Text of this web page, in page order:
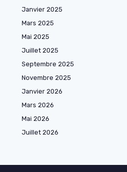
Janvier 2025
Mars 2025
Mai 2025
Juillet 2025
Septembre 2025
Novembre 2025
Janvier 2026
Mars 2026
Mai 2026
Juillet 2026